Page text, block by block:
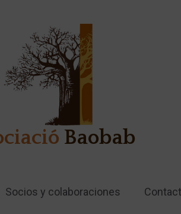
Baobab
Socios y colaboraciones